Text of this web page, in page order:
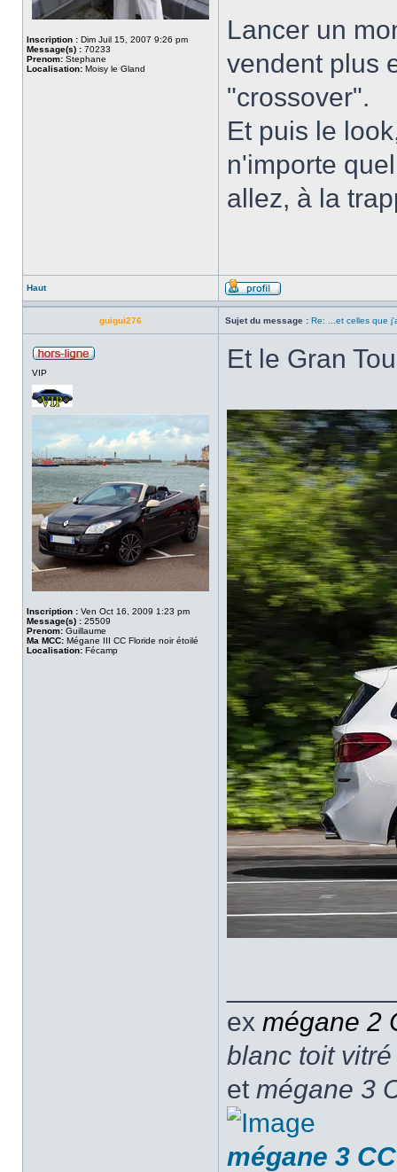
Inscription : Dim Juil 15, 2007 9:26 pm
Message(s) : 70233
Prenom: Stephane
Localisation: Moisy le Gland
Lancer un
vendent plus
"crossover".
Et puis le
n'importe
allez, à la
Haut
guigui276 Sujet du message : Re: ...et celles que
VIP
Inscription : Ven Oct 16, 2009 1:23 pm
Message(s) : 25509
Prenom: Guillaume
Ma MCC: Mégane III CC Floride noir étoilé
Localisation: Fécamp
Et le Gran
ex mégane 2
blanc toit vitré
et mégane 3
mégane 3